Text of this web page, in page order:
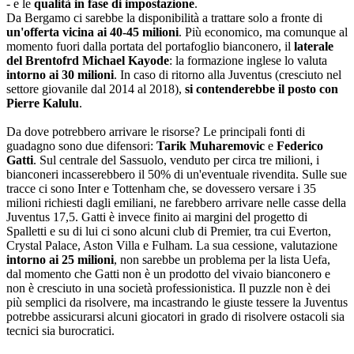
- e le qualità in fase di impostazione.
Da Bergamo ci sarebbe la disponibilità a trattare solo a fronte di
un'offerta vicina ai 40-45 milioni. Più economico, ma comunque al
momento fuori dalla portata del portafoglio bianconero, il laterale
del Brentofrd Michael Kayode: la formazione inglese lo valuta
intorno ai 30 milioni. In caso di ritorno alla Juventus (cresciuto nel
settore giovanile dal 2014 al 2018), si contenderebbe il posto con
Pierre Kalulu.
Da dove potrebbero arrivare le risorse? Le principali fonti di
guadagno sono due difensori: Tarik Muharemovic e Federico
Gatti. Sul centrale del Sassuolo, venduto per circa tre milioni, i
bianconeri incasserebbero il 50% di un'eventuale rivendita. Sulle sue
tracce ci sono Inter e Tottenham che, se dovessero versare i 35
milioni richiesti dagli emiliani, ne farebbero arrivare nelle casse della
Juventus 17,5. Gatti è invece finito ai margini del progetto di
Spalletti e su di lui ci sono alcuni club di Premier, tra cui Everton,
Crystal Palace, Aston Villa e Fulham. La sua cessione, valutazione
intorno ai 25 milioni, non sarebbe un problema per la lista Uefa,
dal momento che Gatti non è un prodotto del vivaio bianconero e
non è cresciuto in una società professionistica. Il puzzle non è dei
più semplici da risolvere, ma incastrando le giuste tessere la Juventus
potrebbe assicurarsi alcuni giocatori in grado di risolvere ostacoli sia
tecnici sia burocratici.